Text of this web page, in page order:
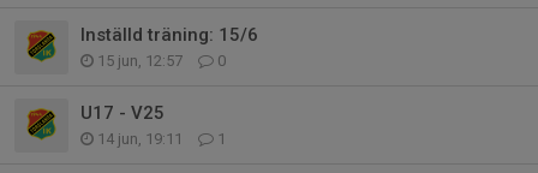
Inställd träning: 15/6
15 jun, 12:57 0
U17 - V25
14 jun, 19:11 1